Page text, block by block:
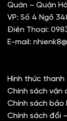
Quán – Quận
VP: Số 4 Ngõ
Điện Thoại:
E-mail:
Hình thức
Chính sách vận
Chính sách bảo
Chính sách đổi